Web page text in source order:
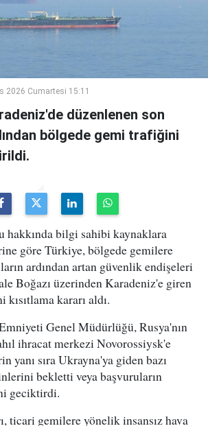
2026 Cumartesi 15:11
düzenlenen son
bölgede gemi trafiğini
hakkında bilgi sahibi kaynaklara
göre Türkiye, bölgede gemilere
ardından artan güvenlik endişeleri
Boğazı üzerinden Karadeniz'e giren
kararı aldı.
Genel Müdürlüğü, Rusya'nın
ihracat merkezi Novorossiysk'e
yanı sıra Ukrayna'ya giden bazı
bekletti veya başvuruların
geciktirdi.
ticari gemilere yönelik insansız hava